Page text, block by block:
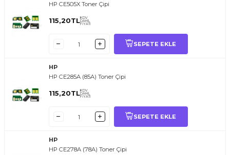
HP CE505X Toner Çipi
115,20TLKDV
DAHİL
FİYATI
SEPETE EKLE
HP
HP CE285A (85A) Toner Çipi
115,20TLKDV
DAHİL
FİYATI
SEPETE EKLE
HP
HP CE278A (78A) Toner Çipi